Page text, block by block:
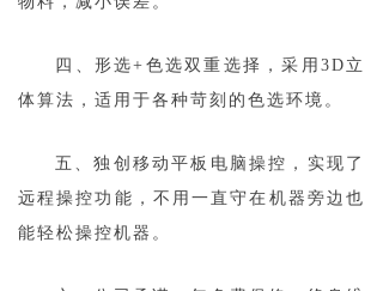
四、形选+色选双重选择，采用3D立
体算法，适用于各种苛刻的色选环境。
五、独创移动平板电脑操控，实现了
远程操控功能，不用一直守在机器旁边也
能轻松操控机器。